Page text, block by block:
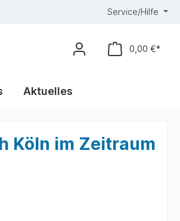
Service/Hilfe
0,00 €*
Aktuelles
Köln im Zeitraum